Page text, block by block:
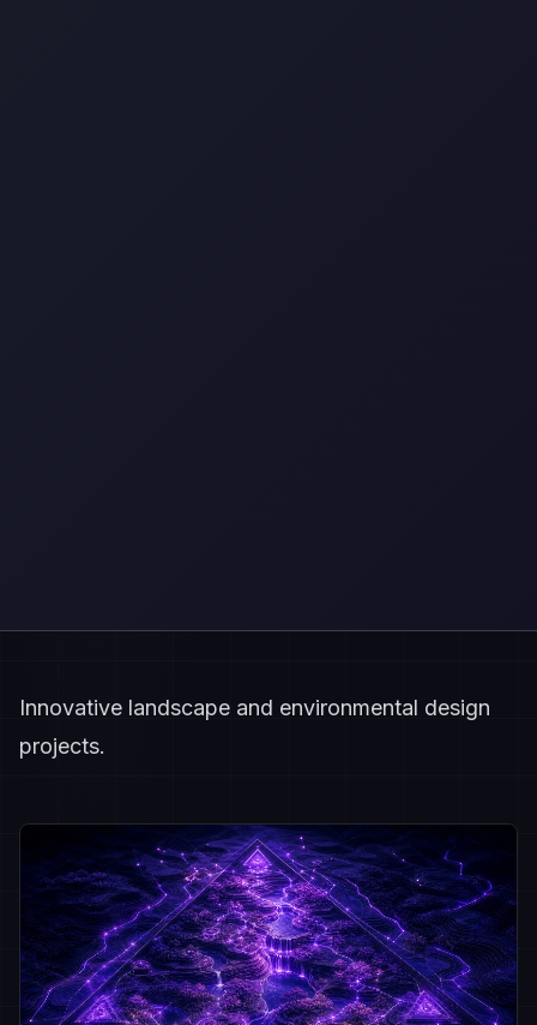
Innovative landscape and environmental design
projects.